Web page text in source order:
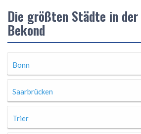
Die größten Städte in der
Bekond
Bonn
Saarbrücken
Trier